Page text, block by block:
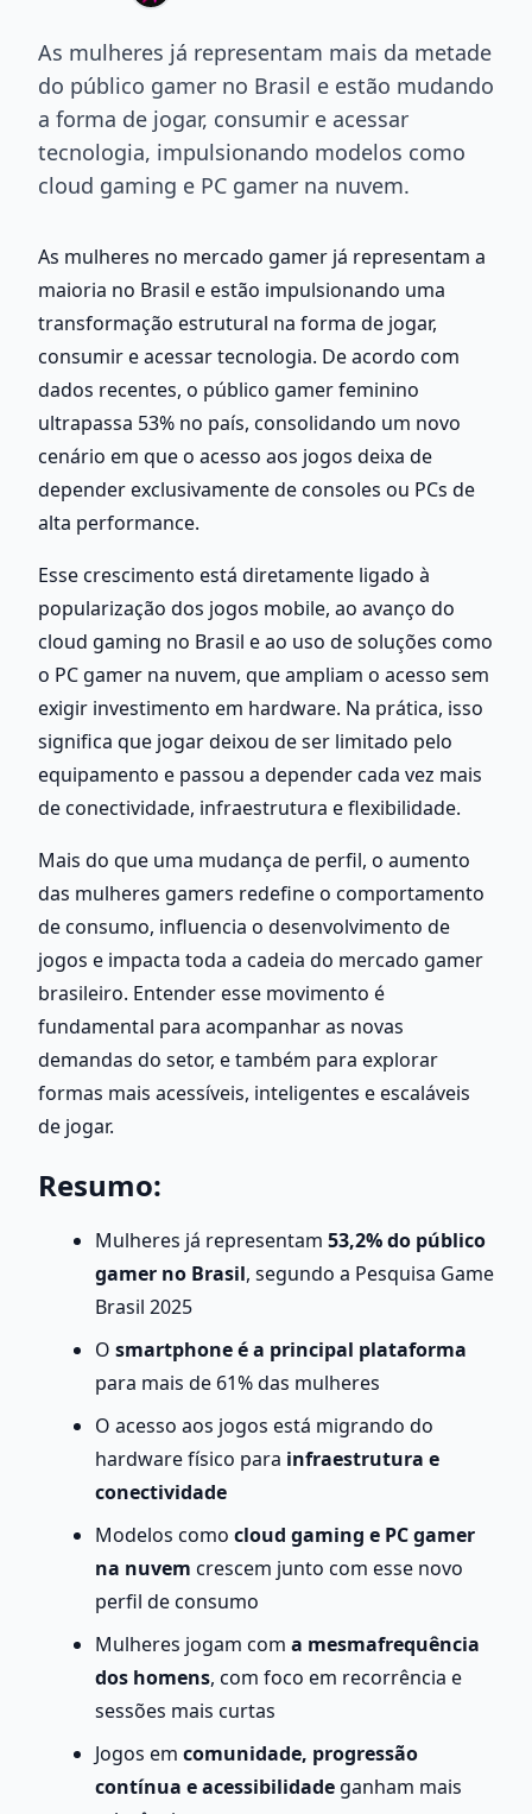
As mulheres já representam mais da metade
do público gamer no Brasil e estão mudando
a forma de jogar, consumir e acessar
tecnologia, impulsionando modelos como
cloud gaming e PC gamer na nuvem.
As mulheres no mercado gamer já representam a
maioria no Brasil e estão impulsionando uma
transformação estrutural na forma de jogar,
consumir e acessar tecnologia. De acordo com
dados recentes, o público gamer feminino
ultrapassa 53% no país, consolidando um novo
cenário em que o acesso aos jogos deixa de
depender exclusivamente de consoles ou PCs de
alta performance.
Esse crescimento está diretamente ligado à
popularização dos jogos mobile, ao avanço do
cloud gaming no Brasil e ao uso de soluções como
o PC gamer na nuvem, que ampliam o acesso sem
exigir investimento em hardware. Na prática, isso
significa que jogar deixou de ser limitado pelo
equipamento e passou a depender cada vez mais
de conectividade, infraestrutura e flexibilidade.
Mais do que uma mudança de perfil, o aumento
das mulheres gamers redefine o comportamento
de consumo, influencia o desenvolvimento de
jogos e impacta toda a cadeia do mercado gamer
brasileiro. Entender esse movimento é
fundamental para acompanhar as novas
demandas do setor, e também para explorar
formas mais acessíveis, inteligentes e escaláveis
de jogar.
Resumo:
Mulheres já representam 53,2% do público
gamer no Brasil, segundo a Pesquisa Game
Brasil 2025
O smartphone é a principal plataforma
para mais de 61% das mulheres
O acesso aos jogos está migrando do
hardware físico para infraestrutura e
conectividade
Modelos como cloud gaming e PC gamer
na nuvem crescem junto com esse novo
perfil de consumo
Mulheres jogam com a mesmafrequência
dos homens, com foco em recorrência e
sessões mais curtas
Jogos em comunidade, progressão
contínua e acessibilidade ganham mais